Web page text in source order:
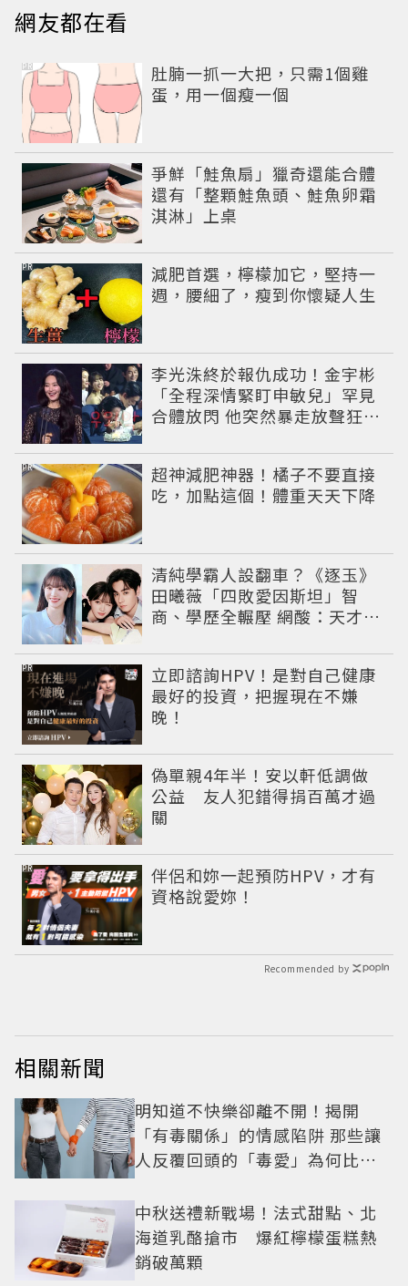
網友都在看
肚腩一抓一大把，只需1個雞
蛋，用一個瘦一個
PR
爭鮮「鮭魚扇」獵奇還能合體
還有「整顆鮭魚頭、鮭魚卵霜
淇淋」上桌
減肥首選，檸檬加它，堅持一
週，腰細了，瘦到你懷疑人生
PR
李光洙終於報仇成功！金宇彬
「全程深情緊盯申敏兒」罕見
合體放閃 他突然暴走放聲狂吼
超神減肥神器！橘子不要直接
吃，加點這個！體重天天下降
PR
清純學霸人設翻車？《逐玉》
田曦薇「四敗愛因斯坦」智
商、學歷全輾壓 網酸：天才全
立即諮詢HPV！是對自己健康
最好的投資，把握現在不嫌
晚！
PR
偽單親4年半！安以軒低調做
公益 友人犯錯得捐百萬才過
關
伴侶和妳一起預防HPV，才有
資格說愛妳！
PR
Recommended by
相關新聞
明知道不快樂卻離不開！揭開
「有毒關係」的情感陷阱 那些讓
人反覆回頭的「毒愛」為何比菸
中秋送禮新戰場！法式甜點、北
海道乳酪搶市 爆紅檸檬蛋糕熱
銷破萬顆